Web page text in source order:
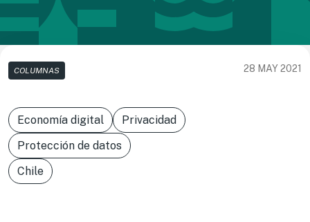
COLUMNAS 28 MAY 2021
Economía digital
Privacidad
Protección de datos
Chile